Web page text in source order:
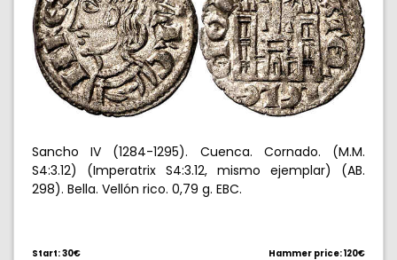
Sancho IV (1284-1295). Cuenca. Cornado. (M.M.
S4:3.12) (Imperatrix S4:3.12, mismo ejemplar) (AB.
298). Bella. Vellón rico. 0,79 g. EBC.
Start: 30€ Hammer price: 120€